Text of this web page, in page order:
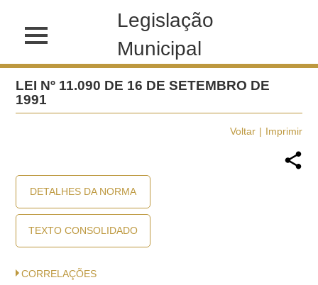
Legislação
Municipal
LEI Nº 11.090 DE 16 DE SETEMBRO DE
1991
Voltar Imprimir
DETALHES DA NORMA
TEXTO CONSOLIDADO
CORRELAÇÕES